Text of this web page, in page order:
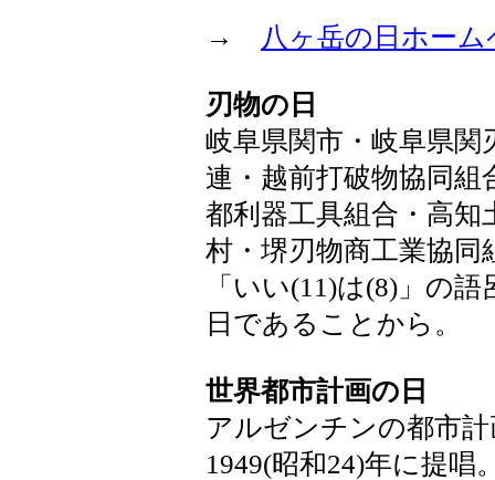
→ 八ヶ岳の日ホーム
刃物の日
岐阜県関市・岐阜県関
連・越前打破物協同組
都利器工具組合・高知
村・堺刃物商工業協同
「いい(11)は(8)」の
日であることから。
世界都市計画の日
アルゼンチンの都市
1949(昭和24)年に提唱